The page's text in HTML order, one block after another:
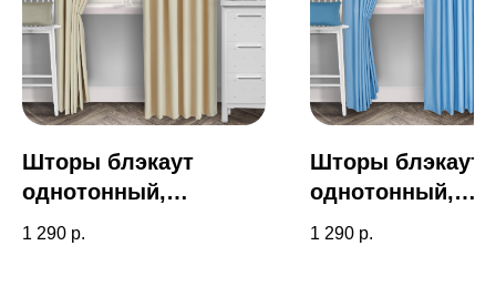
Шторы блэкаут
однотонный,
молочный, art 2-001
1 290 р.
Шторы блэкаут
однотонный,
голубой, art 2-
1 290 р.